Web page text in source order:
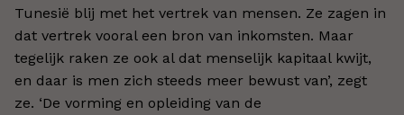
Tunesië blij met het vertrek van mensen. Ze zagen in
dat vertrek vooral een bron van inkomsten. Maar
tegelijk raken ze ook al dat menselijk kapitaal kwijt,
en daar is men zich steeds meer bewust van’, zegt
ze. ‘De vorming en opleiding van de